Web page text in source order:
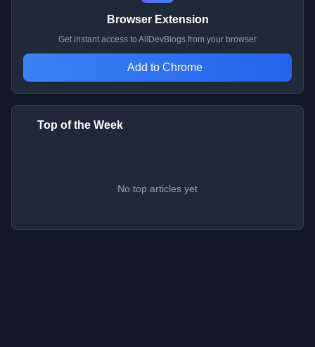
Browser Extension
Get instant access to AllDevBlogs from your browser
Add to Chrome
Top of the Week
No top articles yet